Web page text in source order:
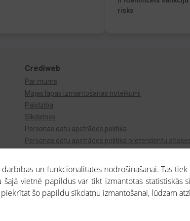
risks
Crediweb
Par mums
Mājas lapas izmantošanas noteikumi
Palīdzība
Sīkdatnes
Personas datu apstrādes politika
Personas datu apstrādes politika pretendentu
ietvaros saņemtajai informācijai ir uzziņas raksturs, un tai nav
un funkcionalitātes nodrošināšanai. Tās
vietnē papildus var tikt izmantotas statistiskās
piekrītat šo papildu sīkdatņu izmantošanai, lūdzam